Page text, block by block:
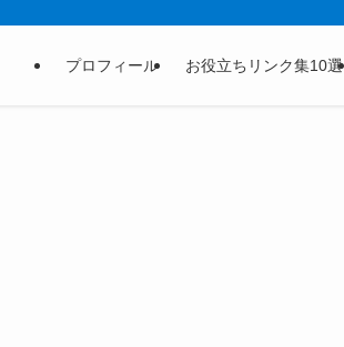
プロフィール お役立ちリンク集10選